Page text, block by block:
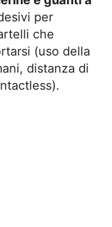
per
che
(uso della
distanza di